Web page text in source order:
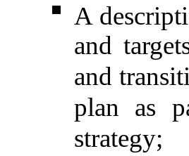
A
and
and
plan as
strategy;